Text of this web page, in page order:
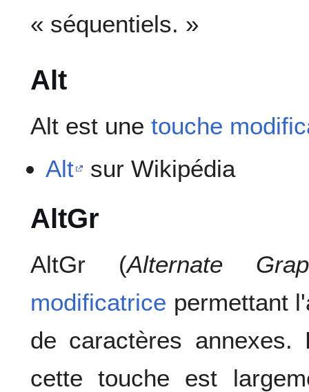
« séquentiels. »
Alt
Alt est une touche
Alt
sur Wikipédia
AltGr
AltGr (Alternate
modificatrice permettant
de caractères annexes.
cette touche est